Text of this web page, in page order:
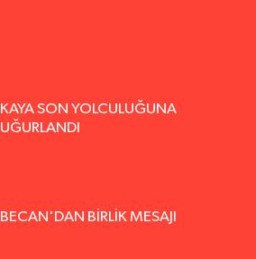
KAYA SON YOLCULUĞUNA
UĞURLANDI
BECAN'DAN BİRLİK MESAJI